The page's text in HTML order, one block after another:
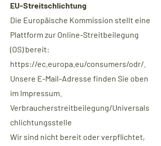
EU-Streitschlichtung
Die Europäische Kommission stellt eine
Plattform zur Online-Streitbeilegung
(OS) bereit:
https://ec.europa.eu/consumers/odr/.
Unsere E-Mail-Adresse finden Sie oben
im Impressum.
Verbraucherstreitbeilegung/Universals
chlichtungsstelle
Wir sind nicht bereit oder verpflichtet,